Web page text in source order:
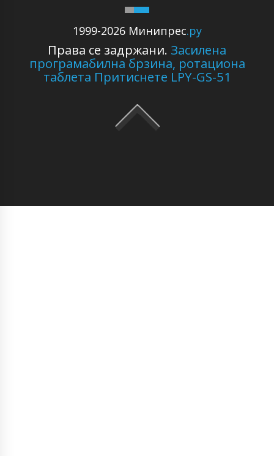
1999-2026 Минипрес.ру
Права се задржани. Засилена
програмабилна брзина, ротациона
таблета Притиснете LPY-GS-51